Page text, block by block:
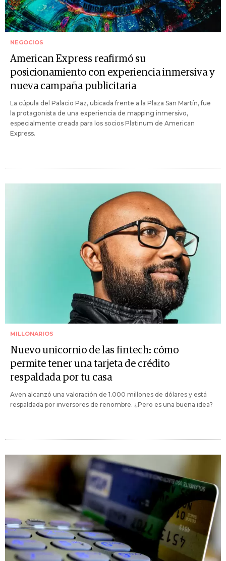
NEGOCIOS
American Express reafirmó su
posicionamiento con experiencia inmersiva y
nueva campaña publicitaria
La cúpula del Palacio Paz, ubicada frente a la Plaza San Martín, fue
la protagonista de una experiencia de mapping inmersivo,
especialmente creada para los socios Platinum de American
Express.
MILLONARIOS
Nuevo unicornio de las fintech: cómo
permite tener una tarjeta de crédito
respaldada por tu casa
Aven alcanzó una valoración de 1.000 millones de dólares y está
respaldada por inversores de renombre. ¿Pero es una buena idea?